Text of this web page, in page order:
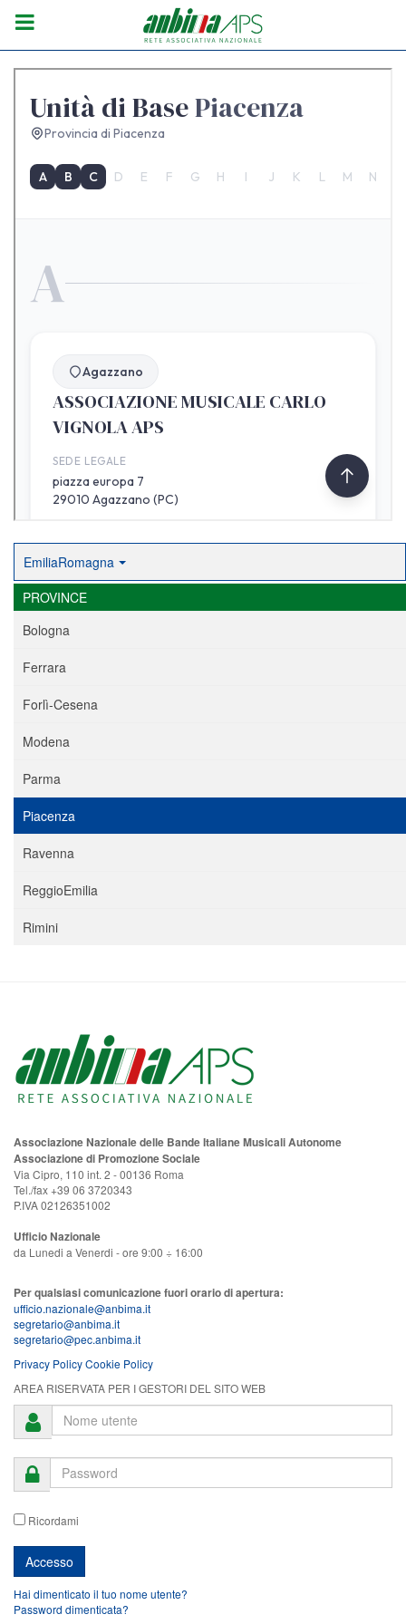
EmiliaRomagna
PROVINCE
Bologna
Ferrara
Forlì-Cesena
Modena
Parma
Piacenza
Ravenna
ReggioEmilia
Rimini
Associazione Nazionale delle Bande Italiane Musicali Autonome
Associazione di Promozione Sociale
Via Cipro, 110 int. 2 - 00136 Roma
Tel./fax +39 06 3720343
P.IVA 02126351002
Ufficio Nazionale
da Lunedi a Venerdi - ore 9:00 ÷ 16:00
Per qualsiasi comunicazione fuori orario di apertura:
ufficio.nazionale@anbima.it
segretario@anbima.it
segretario@pec.anbima.it
Privacy PolicyCookie Policy
AREA RISERVATA PER I GESTORI DEL SITO WEB
Ricordami
Hai dimenticato il tuo nome utente?
Password dimenticata?